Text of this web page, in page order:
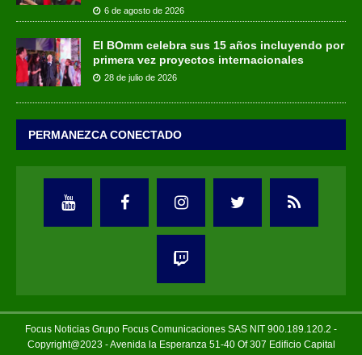
6 de agosto de 2026
El BOmm celebra sus 15 años incluyendo por
primera vez proyectos internacionales
28 de julio de 2026
PERMANEZCA CONECTADO
Focus Noticias Grupo Focus Comunicaciones SAS NIT 900.189.120.2 -
Copyright@2023 - Avenida la Esperanza 51-40 Of 307 Edificio Capital